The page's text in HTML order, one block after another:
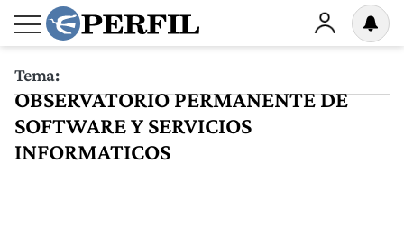
Tema:
OBSERVATORIO PERMANENTE DE
SOFTWARE Y SERVICIOS
INFORMATICOS